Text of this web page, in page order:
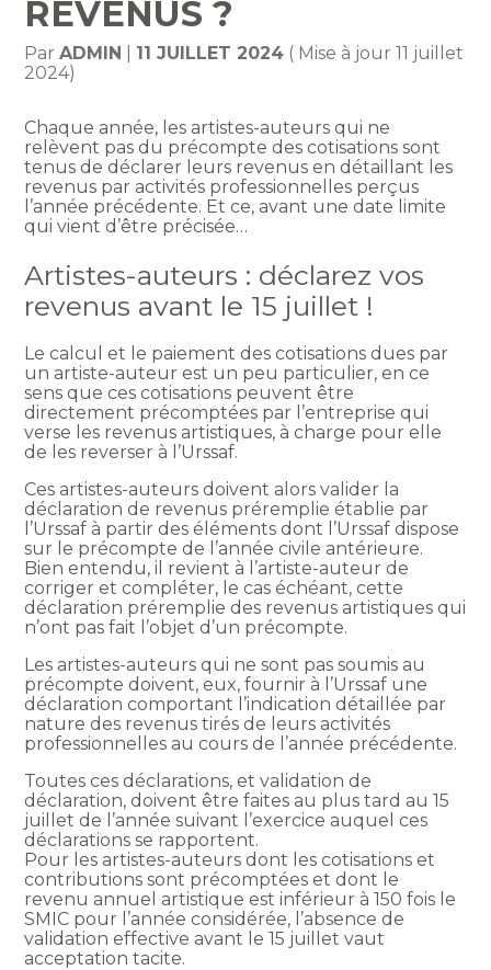
REVENUS ?
ParADMIN 11 JUILLET 2024 ( Mise à jour 11 juillet
2024)
Chaque année, les artistes-auteurs qui ne
relèvent pas du précompte des cotisations sont
tenus de déclarer leurs revenus en détaillant les
revenus par activités professionnelles perçus
l’année précédente. Et ce, avant une date limite
qui vient d’être précisée…
Artistes-auteurs : déclarez vos
revenus avant le 15 juillet !
Le calcul et le paiement des cotisations dues par
un artiste-auteur est un peu particulier, en ce
sens que ces cotisations peuvent être
directement précomptées par l’entreprise qui
verse les revenus artistiques, à charge pour elle
de les reverser à l’Urssaf.
Ces artistes-auteurs doivent alors valider la
déclaration de revenus préremplie établie par
l’Urssaf à partir des éléments dont l’Urssaf dispose
sur le précompte de l’année civile antérieure.
Bien entendu, il revient à l’artiste-auteur de
corriger et compléter, le cas échéant, cette
déclaration préremplie des revenus artistiques qui
n’ont pas fait l’objet d’un précompte.
Les artistes-auteurs qui ne sont pas soumis au
précompte doivent, eux, fournir à l’Urssaf une
déclaration comportant l’indication détaillée par
nature des revenus tirés de leurs activités
professionnelles au cours de l’année précédente.
Toutes ces déclarations, et validation de
déclaration, doivent être faites au plus tard au 15
juillet de l’année suivant l’exercice auquel ces
déclarations se rapportent.
Pour les artistes-auteurs dont les cotisations et
contributions sont précomptées et dont le
revenu annuel artistique est inférieur à 150 fois le
SMIC pour l’année considérée, l’absence de
validation effective avant le 15 juillet vaut
acceptation tacite.